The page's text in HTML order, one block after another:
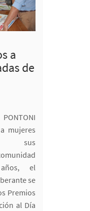
a
de
mujeres
sus
el
se
Premios
al Día